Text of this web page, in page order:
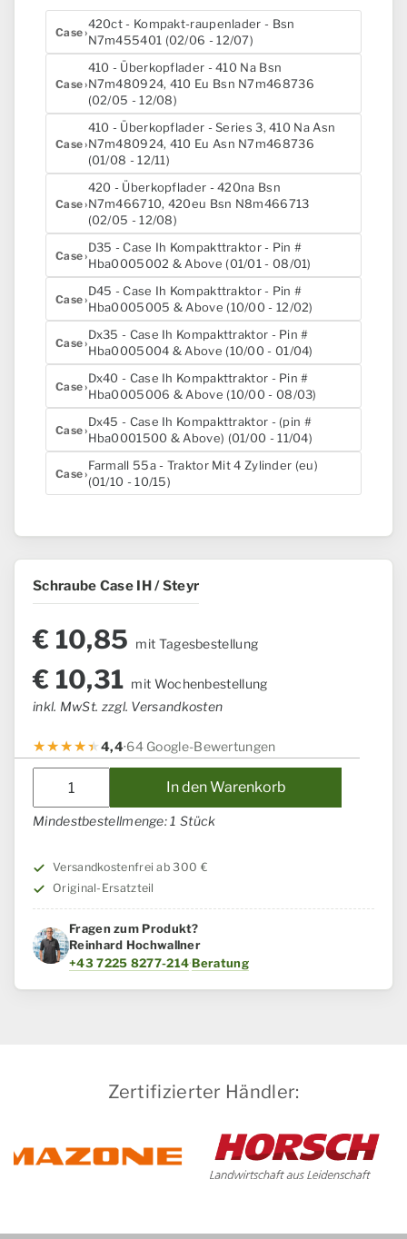
Case
420ct - Kompakt-raupenlader - Bsn
N7m455401 (02/06 - 12/07)
Case
410 - Überkopflader - 410 Na Bsn
N7m480924, 410 Eu Bsn N7m468736
(02/05 - 12/08)
Case
410 - Überkopflader - Series 3, 410 Na Asn
N7m480924, 410 Eu Asn N7m468736
(01/08 - 12/11)
Case
420 - Überkopflader - 420na Bsn
N7m466710, 420eu Bsn N8m466713
(02/05 - 12/08)
Case
D35 - Case Ih Kompakttraktor - Pin #
Hba0005002 & Above (01/01 - 08/01)
Case
D45 - Case Ih Kompakttraktor - Pin #
Hba0005005 & Above (10/00 - 12/02)
Case
Dx35 - Case Ih Kompakttraktor - Pin #
Hba0005004 & Above (10/00 - 01/04)
Case
Dx40 - Case Ih Kompakttraktor - Pin #
Hba0005006 & Above (10/00 - 08/03)
Case
Dx45 - Case Ih Kompakttraktor - (pin #
Hba0001500 & Above) (01/00 - 11/04)
Case
Farmall 55a - Traktor Mit 4 Zylinder (eu)
(01/10 - 10/15)
Schraube Case IH / Steyr
€ 10,85 mit Tagesbestellung
€ 10,31 mit Wochenbestellung
inkl. MwSt. zzgl. Versandkosten
4,4·64 Google-Bewertungen
IH
Menge
In den Warenkorb
Mindestbestellmenge: 1 Stück
Versandkostenfrei ab 300 €
Original-Ersatzteil
Fragen zum Produkt?
Reinhard Hochwallner
+43 7225 8277-214·Beratung
Zertifizierter Händler: